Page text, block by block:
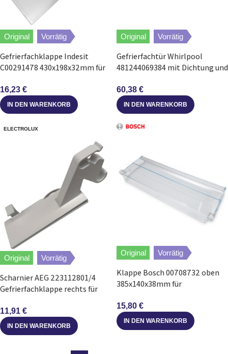
Original Vorrätig
Gefrierfachklappe Indesit
C00291478 430x198x32mm für
16,23 €
IN DEN WARENKORB
Original Vorrätig
Gefrierfachtür Whirlpool
481244069384 mit Dichtung und
60,38 €
IN DEN WARENKORB
ELECTROLUX
Original Vorrätig
Scharnier AEG 223112801/4
Gefrierfachklappe rechts für
11,91 €
IN DEN WARENKORB
Original Vorrätig
Klappe Bosch 00708732 oben
385x140x38mm für
Gefrierschrank
15,80 €
IN DEN WARENKORB